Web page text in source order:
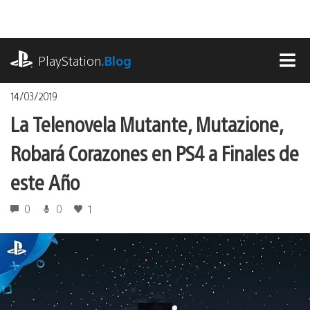
contenido
PlayStation.Blog
14/03/2019
La Telenovela Mutante, Mutazione,
Robará Corazones en PS4 a Finales de
este Año
0 0 1